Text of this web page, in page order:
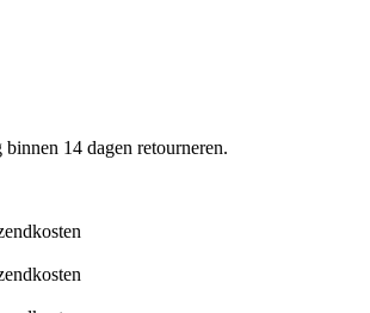
14 dagen retourneren.